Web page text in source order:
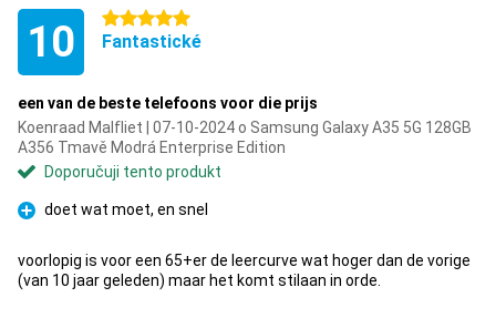
10 5 hvězdičky
Fantastické
een van de beste telefoons voor die prijs
Koenraad Malfliet | 07-10-2024 o Samsung Galaxy A35 5G 128GB
A356 Tmavě Modrá Enterprise Edition
Doporučuji tento produkt
Pro
doet wat moet, en snel
voorlopig is voor een 65+er de leercurve wat hoger dan de vorige
(van 10 jaar geleden) maar het komt stilaan in orde.